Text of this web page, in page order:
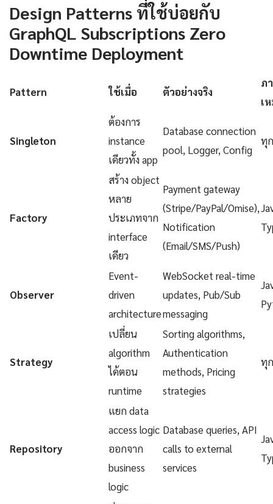
Design Patterns ที่ใช้บ่อยกับ
GraphQL Subscriptions Zero
Downtime Deployment
Pattern ใช้เมื่อ ตัวอย่างจริง
ภ
เ
Singleton
ต้องการ
instance
เดียวทั้ง app
Database connection
pool, Logger, Config
ทุ
Factory
สร้าง object
หลาย
ประเภทจาก
interface
เดียว
Payment gateway
(Stripe/PayPal/Omise),
Notification
(Email/SMS/Push)
Observer
Event-
driven
architecture
WebSocket real-time
updates, Pub/Sub
messaging
Strategy
เปลี่ยน
algorithm
ได้ตอน
runtime
Sorting algorithms,
Authentication
methods, Pricing
strategies
ทุ
Repository
แยก data
access logic
ออกจาก
business
logic
Database queries, API
calls to external
services